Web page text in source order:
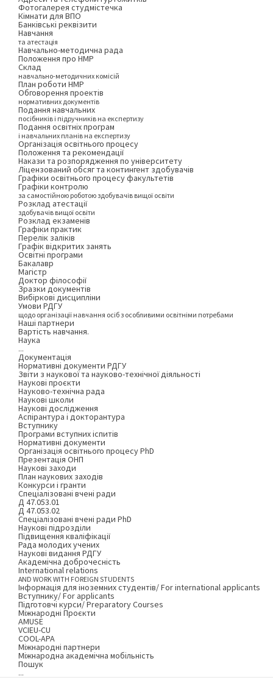
Фотогалерея студмістечка
Кімнати для ВПО
Банківські реквізити
Навчання
та атестація
Навчально-методична рада
Положення про НМР
Склад
навчально-методичних комісій
План роботи НМР
Обговорення проектів
нормативних документів
Подання навчальних
посібників і підручників на експертизу
Подання освітніх програм
і навчальних планів на експертизу
Організація освітнього процесу
Положення та рекомендації
Накази та розпорядження по університету
Ліцензований обсяг та контингент здобувачів
Графіки освітнього процесу факультетів
Графіки контролю
за самостійною роботою здобувачів вищої освіти
Розклад атестації
здобувачів вищої освіти
Розклад екзаменів
Графіки практик
Перелік заліків
Графік відкритих занять
Освітні програми
Бакалавр
Магістр
Доктор філософії
Зразки документів
Вибіркові дисципліни
Умови РДГУ
щодо організації навчання осіб з особливими освітніми потребами
Наші партнери
Вартість навчання.
Наука
...
Документація
Нормативні документи РДГУ
Звіти з наукової та науково-технічної діяльності
Наукові проєкти
Науково-технічна рада
Наукові школи
Наукові дослідження
Аспірантура і докторантура
Вступнику
Програми вступних іспитів
Нормативні документи
Організація освітнього процесу PhD
Презентація ОНП
Наукові заходи
План наукових заходів
Конкурси і гранти
Спеціалізовані вчені ради
Д 47.053.01
Д 47.053.02
Спеціалізовані вчені ради PhD
Наукові підрозділи
Підвищення кваліфікації
Рада молодих учених
Наукові видання РДГУ
Академічна доброчесність
International relations
AND WORK WITH FOREIGN STUDENTS
Інформація для іноземних студентів/ For international applicants
Вступнику/ For applicants
Підготовчі курси/ Preparatory Courses
Міжнародні Проєкти
AMUSE
VCIEU-CU
COOL-APA
Міжнародні партнери
Міжнародна академічна мобільність
Пошук
...